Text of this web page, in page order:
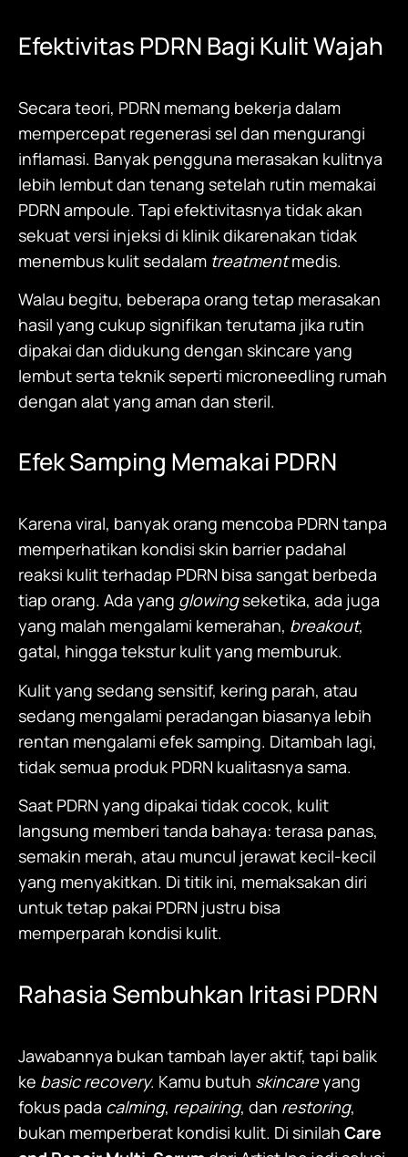
Efektivitas PDRN Bagi Kulit Wajah
Secara teori, PDRN memang bekerja dalam
mempercepat regenerasi sel dan mengurangi
inflamasi. Banyak pengguna merasakan kulitnya
lebih lembut dan tenang setelah rutin memakai
PDRN ampoule. Tapi efektivitasnya tidak akan
sekuat versi injeksi di klinik dikarenakan tidak
menembus kulit sedalam treatmentmedis.
Walau begitu, beberapa orang tetap merasakan
hasil yang cukup signifikan terutama jika rutin
dipakai dan didukung dengan skincare yang
lembut serta teknik seperti microneedling rumah
dengan alat yang aman dan steril.
Efek Samping Memakai PDRN
Karena viral, banyak orang mencoba PDRN tanpa
memperhatikan kondisi skin barrier padahal
reaksi kulit terhadap PDRN bisa sangat berbeda
tiap orang. Ada yang glowingseketika, ada juga
yang malah mengalami kemerahan, breakout,
gatal, hingga tekstur kulit yang memburuk.
Kulit yang sedang sensitif, kering parah, atau
sedang mengalami peradangan biasanya lebih
rentan mengalami efek samping. Ditambah lagi,
tidak semua produk PDRN kualitasnya sama.
Saat PDRN yang dipakai tidak cocok, kulit
langsung memberi tanda bahaya: terasa panas,
semakin merah, atau muncul jerawat kecil-kecil
yang menyakitkan. Di titik ini, memaksakan diri
untuk tetap pakai PDRN justru bisa
memperparah kondisi kulit.
Rahasia Sembuhkan Iritasi PDRN
Jawabannya bukan tambah layer aktif, tapi balik
ke basic recovery. Kamu butuh skincareyang
fokus pada calming, repairing, dan restoring,
bukan memperberat kondisi kulit. Di sinilah Care